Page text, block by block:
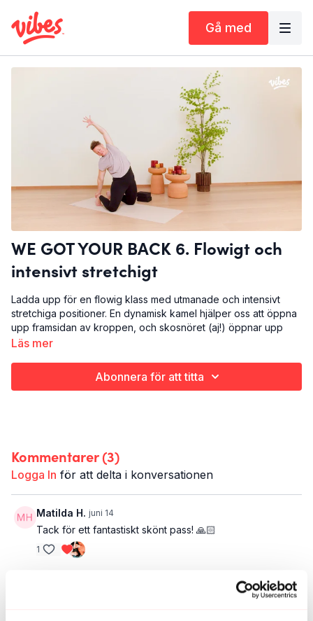
Gå med
WE GOT YOUR BACK 6. Flowigt och
intensivt stretchigt
Ladda upp för en flowig klass med utmanade och intensivt
stretchiga positioner. En dynamisk kamel hjälper oss att öppna
upp framsidan av kroppen, och skosnöret (aj!) öppnar upp
höfterna. Men vi startar genom att ta plats på mattan ståendes
Läs mer
Abonnera för att titta
Kommentarer (3)
Logga In för att delta i konversationen
Matilda H. juni 14
Tack för ett fantastiskt skönt pass! 🙏🏻
1
Skosnöret alltså. Aldrig har väl en yogaposition gjort